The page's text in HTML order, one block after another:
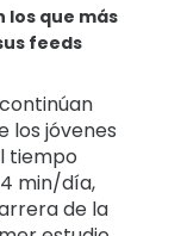
los que más
feeds
los jóvenes
tiempo
min/día,
de la